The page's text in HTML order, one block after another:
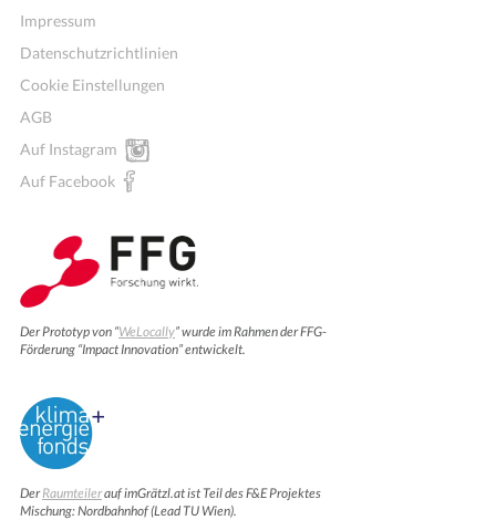
Impressum
Datenschutzrichtlinien
Cookie Einstellungen
AGB
Auf Instagram
Auf Facebook
Der Prototyp von “WeLocally” wurde im Rahmen der FFG-
Förderung “Impact Innovation” entwickelt.
DerRaumteilerauf imGrätzl.at ist Teil des F&E Projektes
Mischung: Nordbahnhof (Lead TU Wien).